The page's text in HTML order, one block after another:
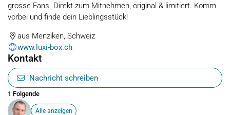
grosse Fans. Direkt zum Mitnehmen, original & limitiert. Komm
vorbei und finde dein Lieblingsstück!
aus Menziken, Schweiz
www.luxi-box.ch
Kontakt
Nachricht schreiben
1 Folgende
Alle anzeigen